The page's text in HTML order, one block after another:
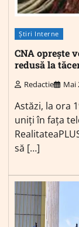
Știri Interne
CNA oprește
redusă la
Redactie Mai
Astăzi, la ora
uniți în fața
să […]